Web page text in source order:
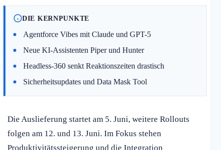
DIE KERNPUNKTE
Agentforce Vibes mit Claude und GPT-5
Neue KI-Assistenten Piper und Hunter
Headless-360 senkt Reaktionszeiten drastisch
Sicherheitsupdates und Data Mask Tool
Die Auslieferung startet am 5. Juni, weitere Rollouts
folgen am 12. und 13. Juni. Im Fokus stehen
Produktivitätssteigerung und die Integration